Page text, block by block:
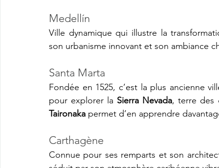
Medellín
Ville dynamique qui illustre la
son urbanisme innovant et son ambiance
Santa Marta
Fondée en 1525, c’est la plus ancienne
pour explorer la Sierra Nevada
Taironaka permet d’en apprendre
Carthagène
Connue pour ses remparts et son